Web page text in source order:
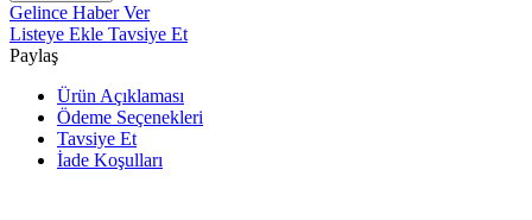
Gelince Haber Ver
Listeye Ekle Tavsiye Et
Paylaş
Ürün Açıklaması
Ödeme Seçenekleri
Tavsiye Et
İade Koşulları